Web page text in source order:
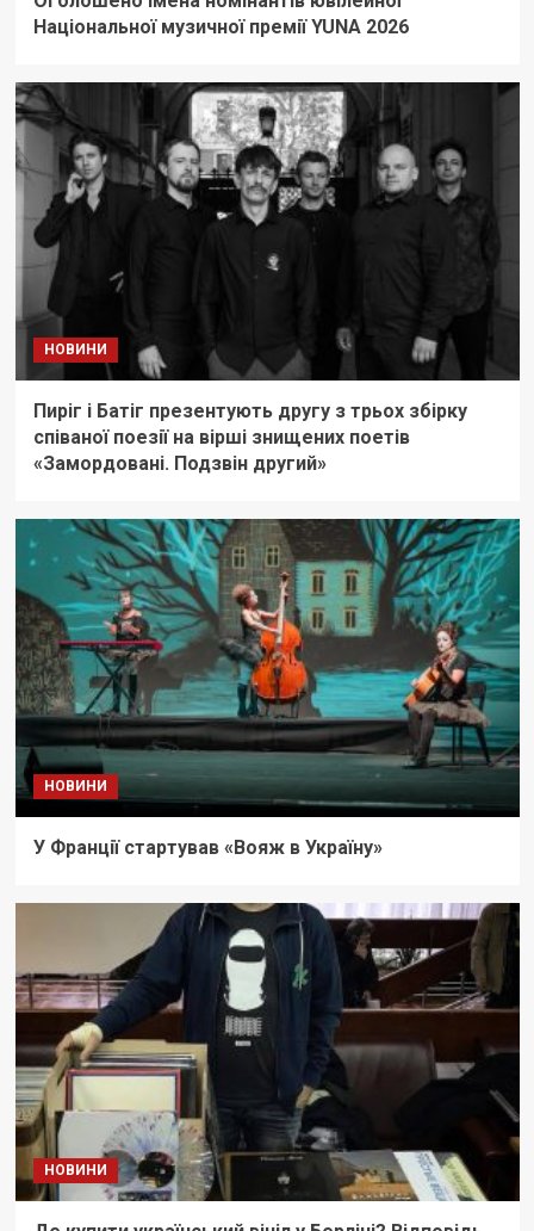
Національної музичної премії YUNA 2026
НОВИНИ
Пиріг і Батіг презентують другу з трьох збірку
співаної поезії на вірші знищених поетів
«Замордовані. Подзвін другий»
НОВИНИ
У Франції стартував «Вояж в Україну»
НОВИНИ